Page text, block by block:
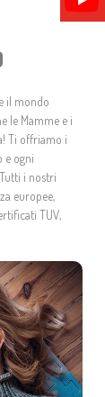
il mondo
le Mamme e i
Ti offriamo i
e ogni
i nostri
europee,
TUV,